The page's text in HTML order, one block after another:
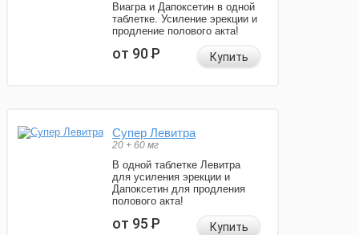
Виагра и Дапоксетин в одной
таблетке. Усиление эрекции и
продление полового акта!
от 90Р Купить
Супер Левитра
20 + 60 мг
В одной таблетке Левитра
для усиления эрекции и
Дапоксетин для продления
полового акта!
от 95Р Купить